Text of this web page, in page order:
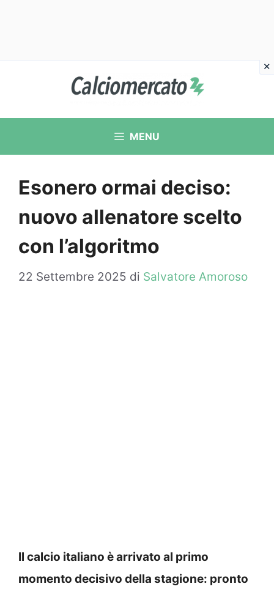
contenuto
MENU
Esonero ormai deciso:
nuovo allenatore scelto
con l’algoritmo
22 Settembre 2025 di Salvatore Amoroso
Il calcio italiano è arrivato al primo
momento decisivo della stagione: pronto